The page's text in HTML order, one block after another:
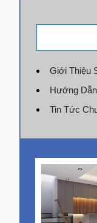
Giới Thiệu
Hướng
Tin Tức